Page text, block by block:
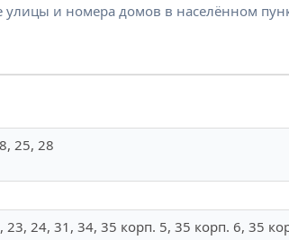
и номера домов в населённом
25, 28
23, 24, 31, 34, 35 корп. 5, 35 корп. 6, 35